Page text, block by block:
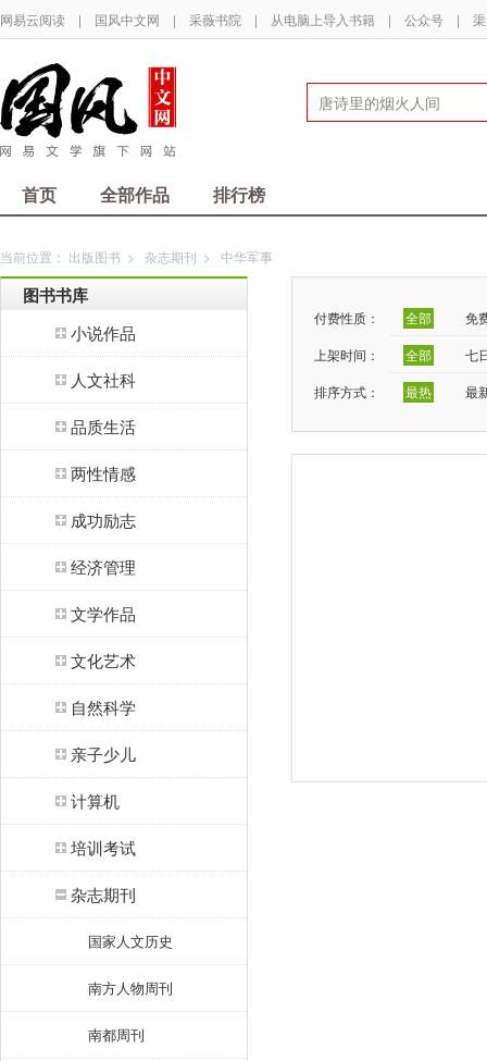
网易云阅读 | 国风中文网 | 采薇书院 | 从电脑上导入书籍 | 公众号 |
首页 全部作品 排行榜
当前位置： 出版图书 > 杂志期刊 > 中华军事
图书书库
小说作品
人文社科
品质生活
两性情感
成功励志
经济管理
文学作品
文化艺术
自然科学
亲子少儿
计算机
培训考试
杂志期刊
国家人文历史
南方人物周刊
南都周刊
付费性质： 全部
免
上架时间：
全部
七
排序方式：
最热 最